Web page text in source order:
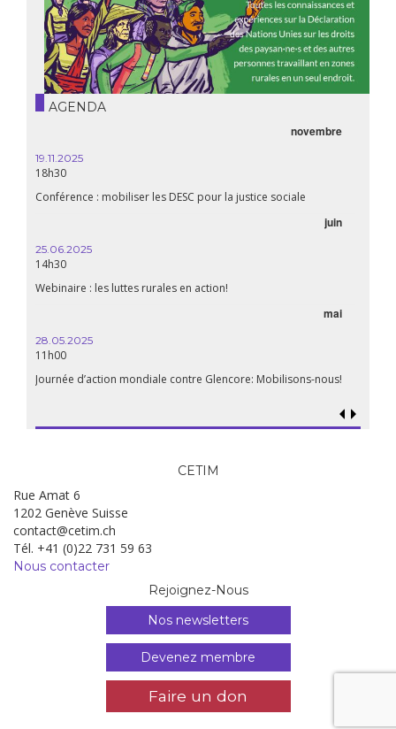
AGENDA
novembre
19.11.2025
18h30
Conférence : mobiliser les DESC pour la justice sociale
juin
25.06.2025
14h30
Webinaire : les luttes rurales en action!
mai
28.05.2025
11h00
Journée d’action mondiale contre Glencore: Mobilisons-nous!
CETIM
Rue Amat 6
1202 Genève Suisse
contact@cetim.ch
Tél. +41 (0)22 731 59 63
Nous contacter
Rejoignez-Nous
Nos newsletters
Devenez membre
Faire un don